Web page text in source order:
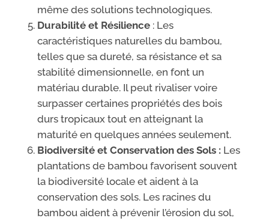
même des solutions technologiques.
Durabilité et Résilience: Les
caractéristiques naturelles du bambou,
telles que sa dureté, sa résistance et sa
stabilité dimensionnelle, en font un
matériau durable. Il peut rivaliser voire
surpasser certaines propriétés des bois
durs tropicaux tout en atteignant la
maturité en quelques années seulement.
Biodiversité et Conservation des Sols : Les
plantations de bambou favorisent souvent
la biodiversité locale et aident à la
conservation des sols. Les racines du
bambou aident à prévenir l’érosion du sol,